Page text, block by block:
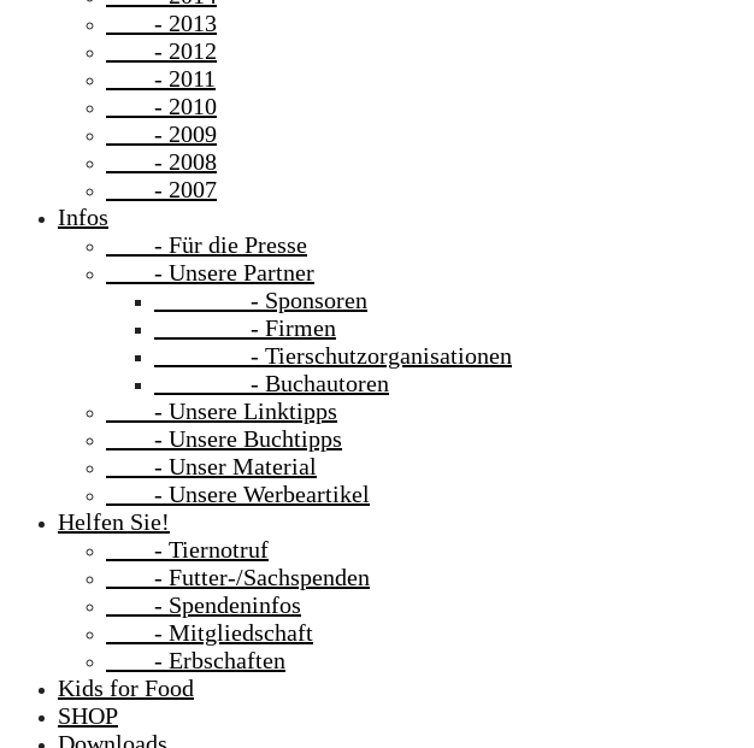
- 2013
- 2012
- 2011
- 2010
- 2009
- 2008
- 2007
Infos
- Für die Presse
- Unsere Partner
- Sponsoren
- Firmen
- Tierschutzorganisationen
- Buchautoren
- Unsere Linktipps
- Unsere Buchtipps
- Unser Material
- Unsere Werbeartikel
Helfen Sie!
- Tiernotruf
- Futter-/Sachspenden
- Spendeninfos
- Mitgliedschaft
- Erbschaften
Kids for Food
SHOP